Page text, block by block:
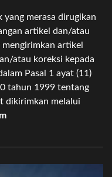
yang merasa dirugikan
artikel dan/atau
artikel
atau koreksi kepada
Pasal 1 ayat (11)
tahun 1999 tentang
dikirimkan melalui